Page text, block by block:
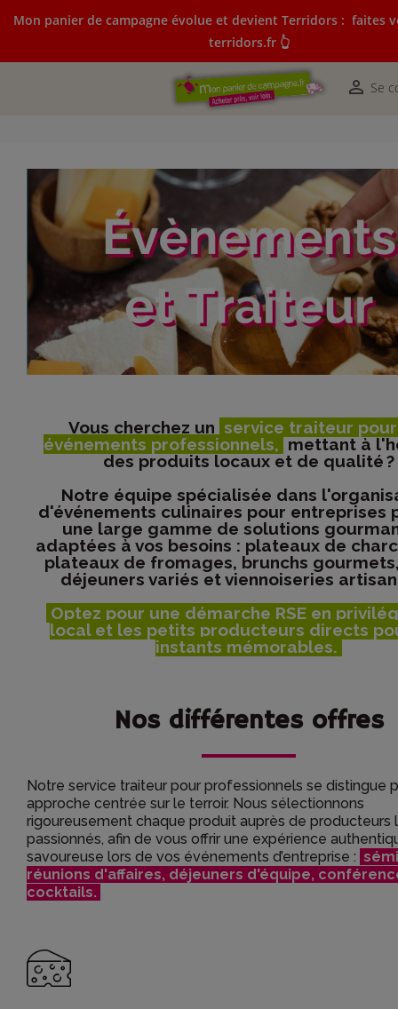
Mon panier de campagne évolue et devient Terridors : faites
terridors.fr 👆
 Se
Mon panier de campagne évolue et devient Terridors:
courses sur terridors.fr 👆
Vous cherchez un service traiteur pour
événements professionnels, mettant à
des produits locaux et de qualité ?
Notre équipe spécialisée dans
d'événements culinaires pour entreprises
une large gamme de solutions
adaptées à vos besoins : plateaux de
plateaux de fromages, brunchs
déjeuners variés et viennoiseries
Optez pour une démarche RSE en
local et les petits producteurs directs
instants mémorables.
Nos différentes offres
Notre service traiteur pour professionnels se distingue
approche centrée sur le terroir. Nous sélectionnons
rigoureusement chaque produit auprès de producteurs
passionnés, afin de vous offrir une expérience
savoureuse lors de vos événements d’entreprise :
réunions d'affaires, déjeuners d'équipe,
cocktails.